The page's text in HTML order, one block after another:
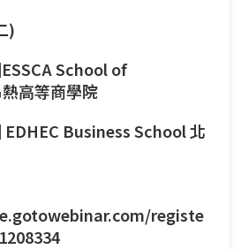
)
School of
高等商學院
EDHEC Business School 北
registe